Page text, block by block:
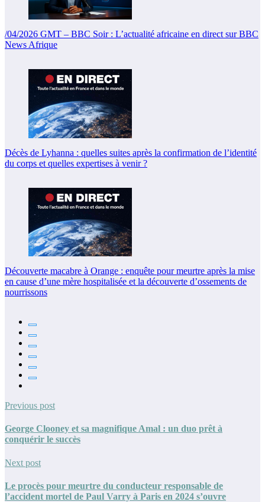
/04/2026 GMT – BBC Soir : L’actualité africaine en direct sur BBC
News Afrique
Décès de Lyhanna : quelles suites après la confirmation de l’identité
du corps et quelles expertises à venir ?
Découverte macabre à Orange : enquête pour meurtre après la mise
en cause d’une mère hospitalisée et la découverte d’ossements de
nourrissons
Previous post
George Clooney et sa magnifique Amal : un duo prêt à
conquérir le succès
Next post
Le procès pour meurtre du conducteur responsable de
l’accident mortel de Paul Varry à Paris en 2024 s’ouvre